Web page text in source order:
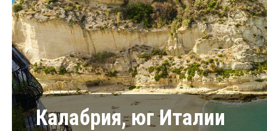
Калабрия, юг Италии